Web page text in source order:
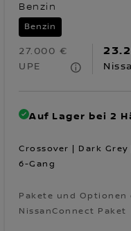
Benzin
Benzin
27.000 €
UPE
Auf Lager bei 2
Crossover | Dark
6-Gang
Pakete und
NissanConnect Paket